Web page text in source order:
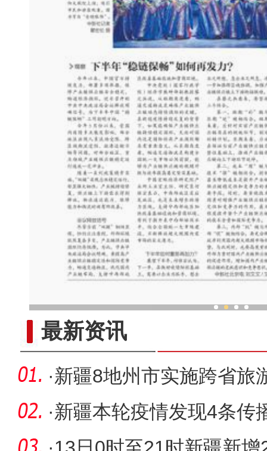
最新资讯
·新疆8地州市实施跨省旅
疆外
·新疆本轮疫情发现4条传